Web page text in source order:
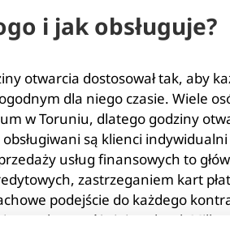
i jak obsługuje?
otwarcia dostosował tak, aby
dla niego czasie. Wiele
w Toruniu, dlatego godziny
są klienci
usług finansowych to
zastrzeganiem kart
podejście do każdego
cechy wyróżniające bank